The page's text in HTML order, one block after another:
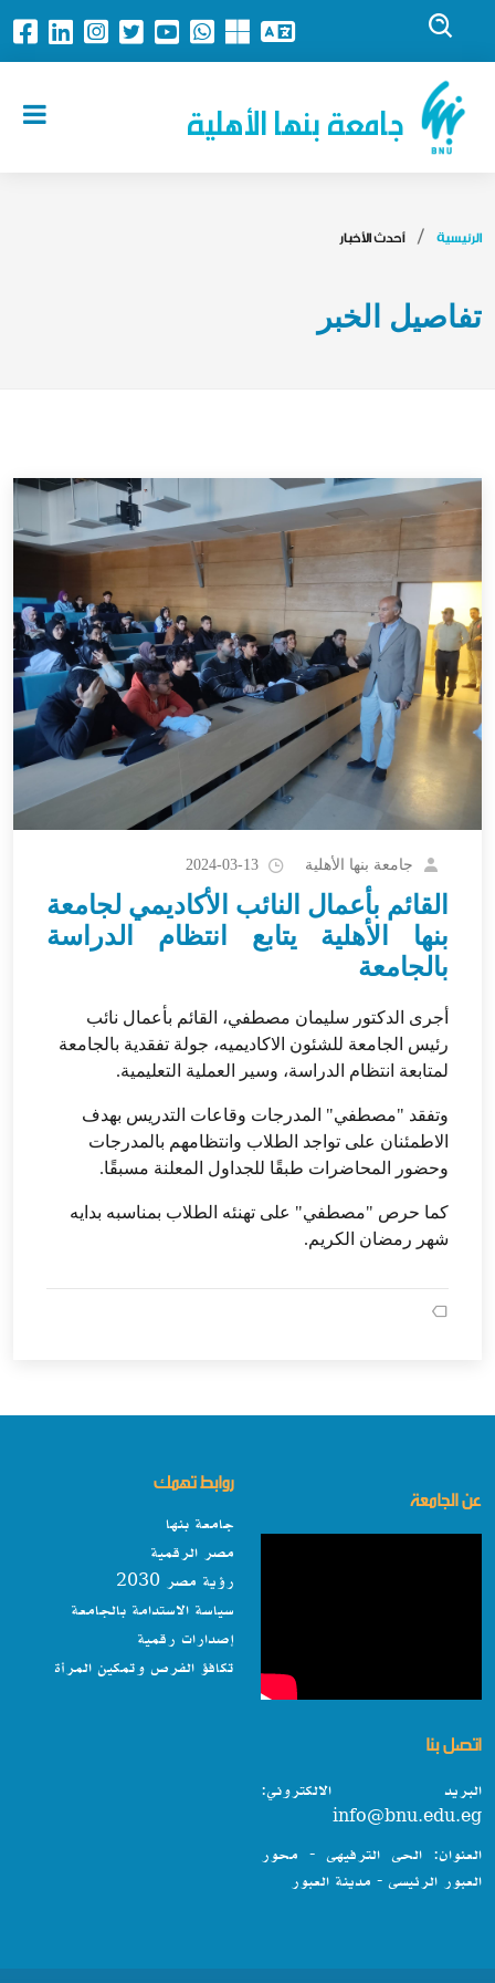
جامعة بنها الأهلية
الرئيسية أحدث الأخبار
تفاصيل الخبر
جامعة بنها الأهلية 2024-03-13
القائم بأعمال النائب الأكاديمي لجامعة
بنها الأهلية يتابع انتظام الدراسة
بالجامعة
أجرى الدكتور سليمان مصطفي، القائم بأعمال نائب
رئيس الجامعة للشئون الاكاديميه، جولة تفقدية بالجامعة
لمتابعة انتظام الدراسة، وسير العملية التعليمية.
وتفقد "مصطفي" المدرجات وقاعات التدريس بهدف
الاطمئنان على تواجد الطلاب وانتظامهم بالمدرجات
وحضور المحاضرات طبقًا للجداول المعلنة مسبقًا.
كما حرص "مصطفي" على تهنئه الطلاب بمناسبه بدايه
شهر رمضان الكريم.
عن الجامعة
روابط تهمك
جامعة بنها
مصر الرقمية
رؤية مصر 2030
سياسة الاستدامة بالجامعة
إصدارات رقمية
تكافؤ الفرص وتمكين المرأة
اتصل بنا
البريد الالكتروني:
info@bnu.edu.eg
العنوان: الحى الترفيهى - محور
العبور الرئيسى - مدينة العبور